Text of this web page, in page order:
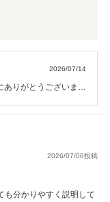
任せすることができま
た。 また次回もぜひこ
いました。
2026/07/14
ありがとうございま
りとサポートさせて
たします。 メルセ
2026/07/06投稿
も分かりやすく説明して